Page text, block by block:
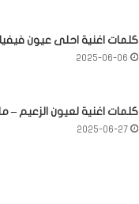
كلمات اغنية احلى عيون
2025-06-06
كلمات اغنية لعيون الزعيم –
2025-06-27